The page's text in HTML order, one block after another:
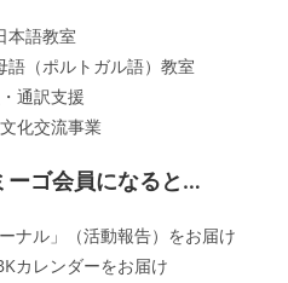
本語教室
語（ポルトガル語）教室
通訳支援
化交流事業
ーゴ会員になると…
ナル」（活動報告）をお届け
カレンダーをお届け